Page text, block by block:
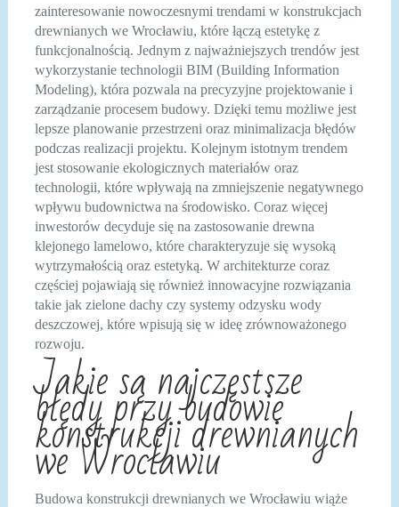
zainteresowanie nowoczesnymi trendami w konstrukcjach
drewnianych we Wrocławiu, które łączą estetykę z
funkcjonalnością. Jednym z najważniejszych trendów jest
wykorzystanie technologii BIM (Building Information
Modeling), która pozwala na precyzyjne projektowanie i
zarządzanie procesem budowy. Dzięki temu możliwe jest
lepsze planowanie przestrzeni oraz minimalizacja błędów
podczas realizacji projektu. Kolejnym istotnym trendem
jest stosowanie ekologicznych materiałów oraz
technologii, które wpływają na zmniejszenie negatywnego
wpływu budownictwa na środowisko. Coraz więcej
inwestorów decyduje się na zastosowanie drewna
klejonego lamelowo, które charakteryzuje się wysoką
wytrzymałością oraz estetyką. W architekturze coraz
częściej pojawiają się również innowacyjne rozwiązania
takie jak zielone dachy czy systemy odzysku wody
deszczowej, które wpisują się w ideę zrównoważonego
rozwoju.
Jakie są najczęstsze
błędy przy budowie
konstrukcji drewnianych
we Wrocławiu
Budowa konstrukcji drewnianych we Wrocławiu wiąże